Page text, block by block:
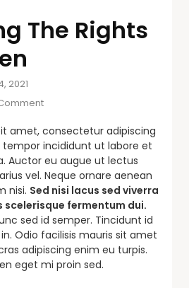
The Rights
2021
amet, consectetur adipiscing
tempor incididunt ut labore et
Auctor eu augue ut lectus
vel. Neque ornare aenean
nisi. Sed nisi lacus sed viverra
scelerisque fermentum dui.
sed id semper. Tincidunt id
Odio facilisis mauris sit amet
adipiscing enim eu turpis.
eget mi proin sed.